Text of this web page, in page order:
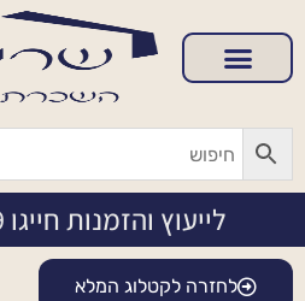
לייעוץ והזמנות חייגו 052-567-9289
לחזרה לקטלוג המלא